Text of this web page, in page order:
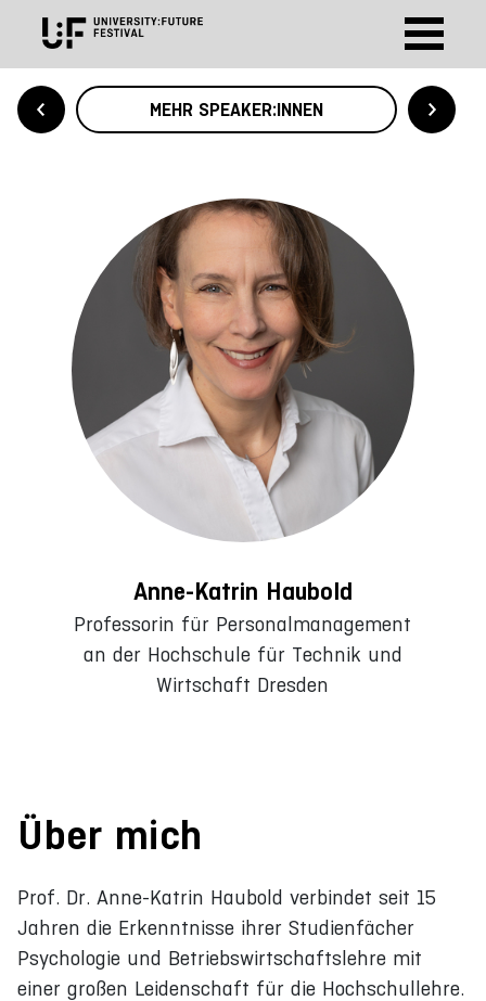
MEHR SPEAKER:INNEN
Anne-Katrin Haubold
Professorin für Personalmanagement
an der Hochschule für Technik und
Wirtschaft Dresden
Über mich
Prof. Dr. Anne-Katrin Haubold verbindet seit 15
Jahren die Erkenntnisse ihrer Studienfächer
Psychologie und Betriebswirtschaftslehre mit
einer großen Leidenschaft für die Hochschullehre.